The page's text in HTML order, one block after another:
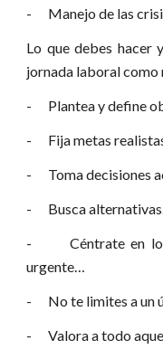
- Manejo de las
Lo que debes hacer
jornada laboral como
- Plantea y define
- Fija metas
- Toma decisiones
- Busca
- Céntrate en lo
urgente…
- No te limites a un
- Valora a todo